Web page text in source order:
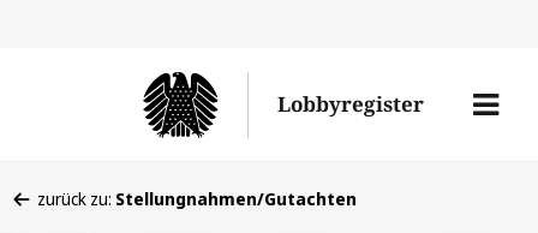
Lobbyregister
Menü
befinden
zurück zu: Stellungnahmen/Gutachten